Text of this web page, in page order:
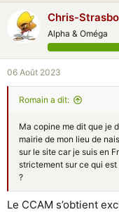
Chris-
Alpha & Oméga
06 Août 2023
Rоmain a dit:
Ma copine me dit que je
mairie de mon lieu de
sur le site car je suis en
strictement sur ce qui
?
Le CCAM s’obtient